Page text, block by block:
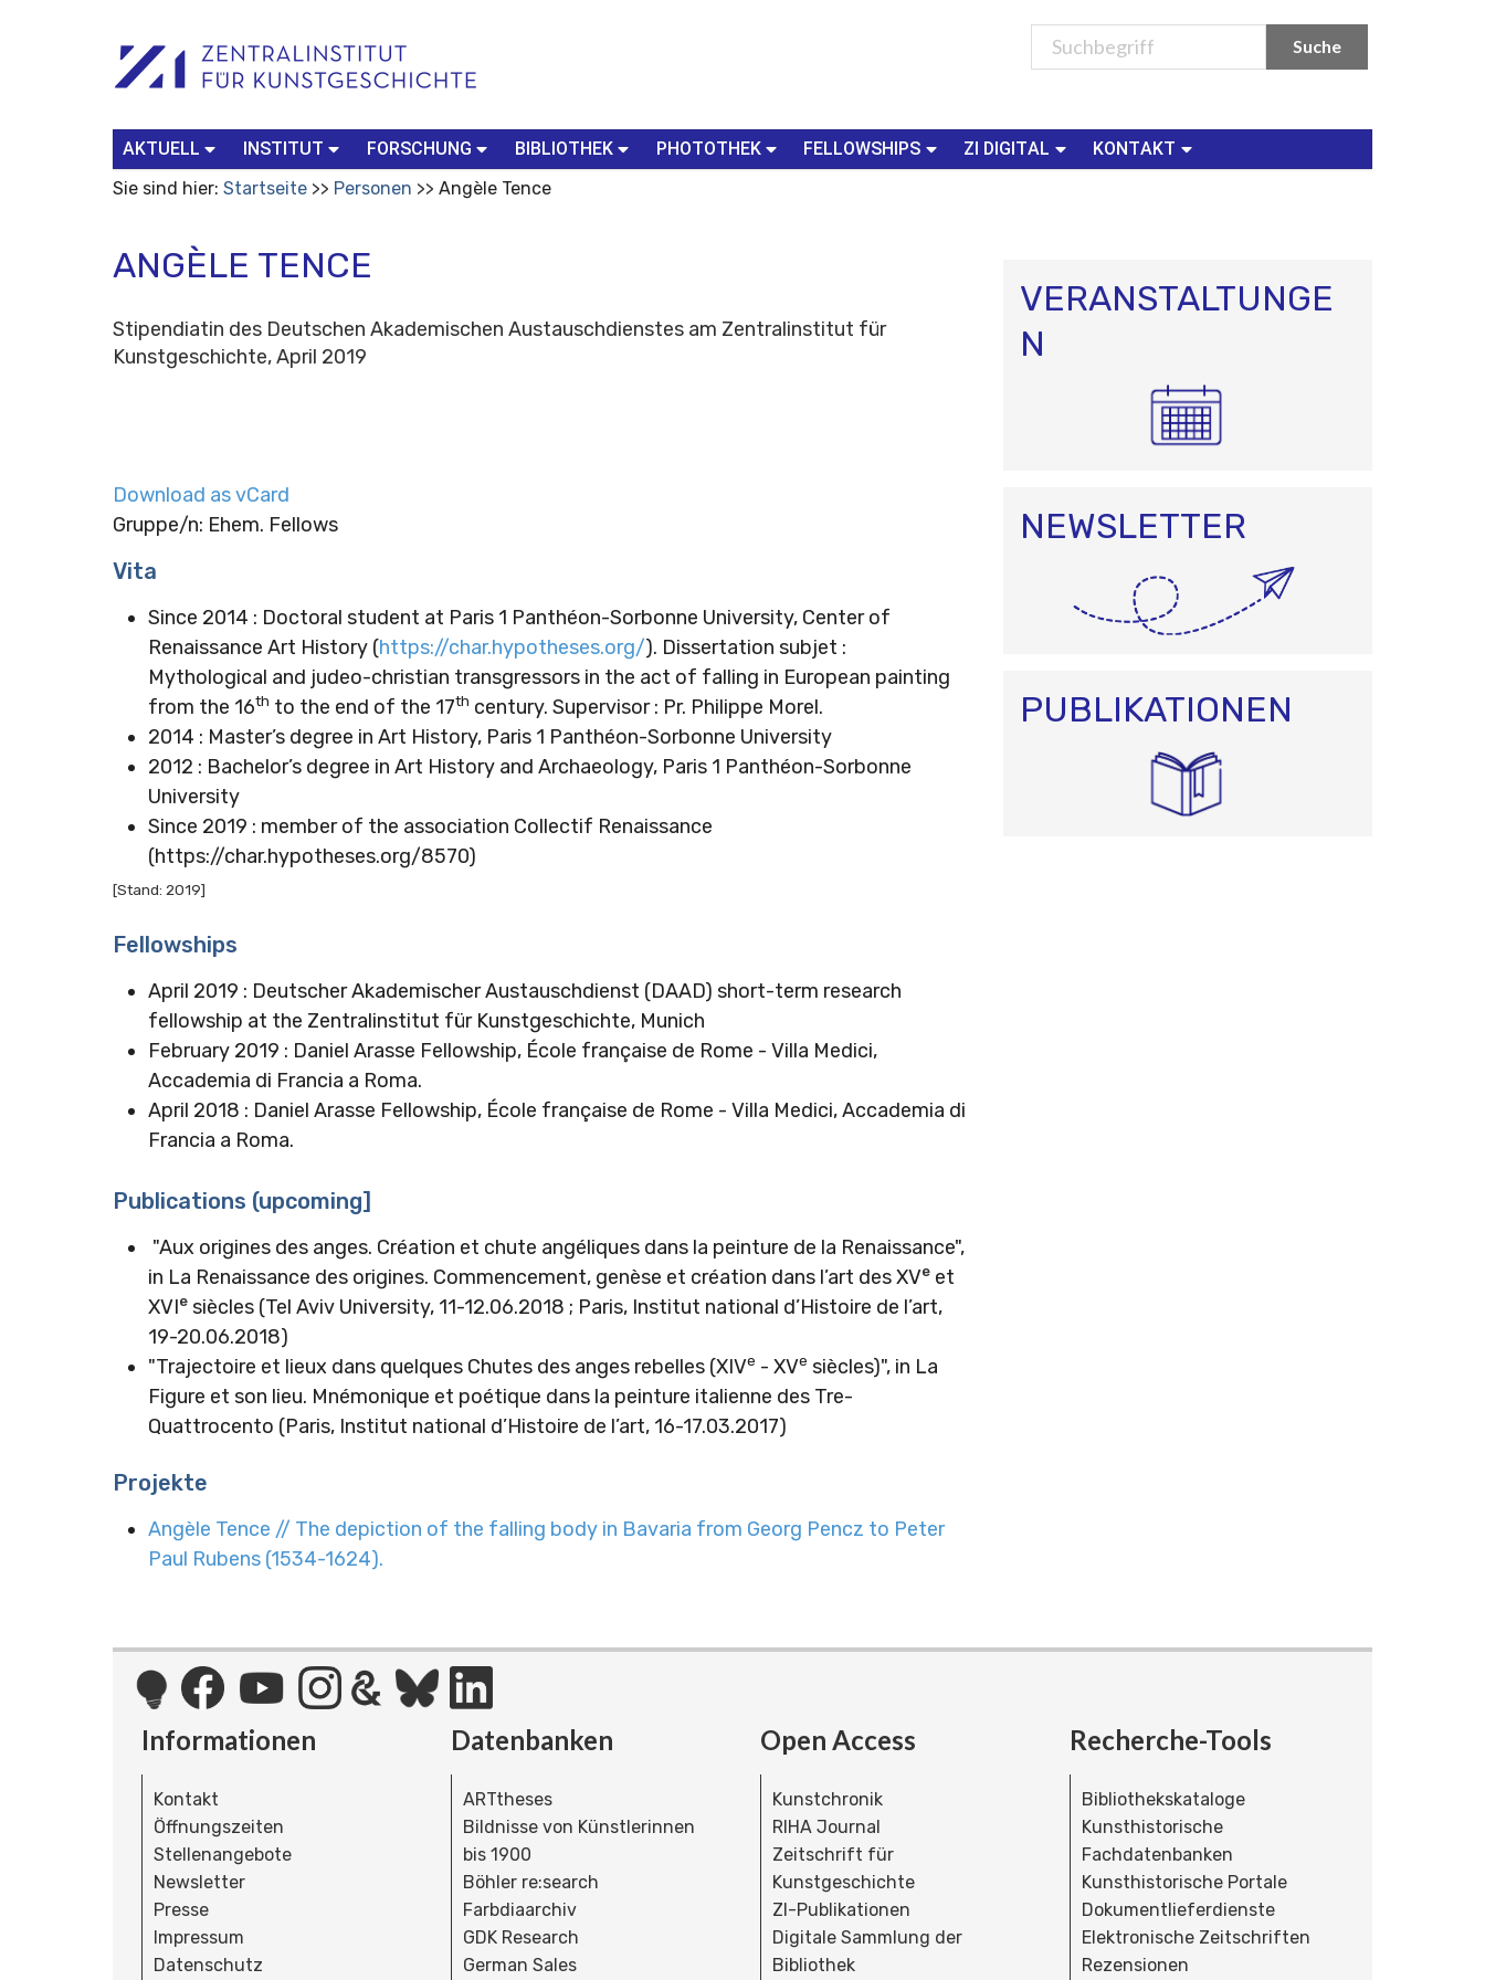
Werkzeuge
Search…
AKTUELL INSTITUT FORSCHUNG BIBLIOTHEK PHOTOTHEK FELLOWSHIPS ZI DIGITAL
KONTAKT
Sie sind hier: Startseite Personen Angèle Tence
ANGÈLE TENCE
Stipendiatin des Deutschen Akademischen Austauschdienstes am Zentralinstitut für
Kunstgeschichte, April 2019
Download as vCard
Gruppe/n: Ehem. Fellows
Vita
Since 2014 : Doctoral student at Paris 1 Panthéon-Sorbonne University, Center of
Renaissance Art History (https://char.hypotheses.org/). Dissertation subjet :
Mythological and judeo-christian transgressors in the act of falling in European painting
from the 16th to the end of the 17th century. Supervisor : Pr. Philippe Morel.
2014 : Master’s degree in Art History, Paris 1 Panthéon-Sorbonne University
2012 : Bachelor’s degree in Art History and Archaeology, Paris 1 Panthéon-Sorbonne
University
Since 2019 : member of the association Collectif Renaissance
(https://char.hypotheses.org/8570)
[Stand: 2019]
Fellowships
April 2019 : Deutscher Akademischer Austauschdienst (DAAD) short-term research
fellowship at the Zentralinstitut für Kunstgeschichte, Munich
February 2019 : Daniel Arasse Fellowship, École française de Rome - Villa Medici,
Accademia di Francia a Roma.
April 2018 : Daniel Arasse Fellowship, École française de Rome - Villa Medici, Accademia di
Francia a Roma.
Publications (upcoming]
"Aux origines des anges. Création et chute angéliques dans la peinture de la Renaissance",
in La Renaissance des origines. Commencement, genèse et création dans l’art des XVe et
XVIe siècles (Tel Aviv University, 11-12.06.2018 ; Paris, Institut national d’Histoire de l’art,
19-20.06.2018)
"Trajectoire et lieux dans quelques Chutes des anges rebelles (XIVe - XVe siècles)", in La
Figure et son lieu. Mnémonique et poétique dans la peinture italienne des Tre-
Quattrocento (Paris, Institut national d’Histoire de l’art, 16-17.03.2017)
Projekte
Angèle Tence // The depiction of the falling body in Bavaria from Georg Pencz to Peter
Paul Rubens (1534-1624).
VERANSTALTUNGE
N
NEWSLETTER
PUBLIKATIONEN
Informationen
Kontakt
Öffnungszeiten
Stellenangebote
Newsletter
Presse
Impressum
Datenschutz
Datenbanken
ARTtheses
Bildnisse von Künstlerinnen
bis 1900
Böhler re:search
Farbdiaarchiv
GDK Research
German Sales
Open Access
Kunstchronik
RIHA Journal
Zeitschrift für
Kunstgeschichte
ZI-Publikationen
Digitale Sammlung der
Bibliothek
Recherche-Tools
Bibliothekskataloge
Kunsthistorische
Fachdatenbanken
Kunsthistorische Portale
Dokumentlieferdienste
Elektronische Zeitschriften
Rezensionen